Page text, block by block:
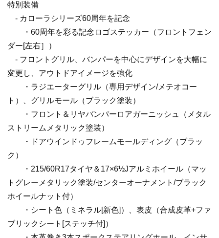
特別装備
- カローラシリーズ60周年を記念
・60周年を彩る記念ロゴステッカー（フロントフェン
ダー[左右］）
- フロントグリル、バンパーを中心にデザインを大幅に
変更し、アウトドアイメージを強化
・ラジエーターグリル（専用デザイン/メテオコー
ト）、グリルモール（ブラック塗装）
・フロント＆リヤバンパーロアガーニッシュ（メタル
ストリームメタリック塗装）
・ドアウインドゥフレームモールディング（ブラッ
ク）
・215/60R17タイヤ＆17×6½Jアルミホイール（マッ
トグレーメタリック塗装/センターオーナメント/ブラック
ホイールナット付）
・シート色（ミネラル[新色]）、表皮（合成皮革+ファ
ブリックシート[ステッチ付]）